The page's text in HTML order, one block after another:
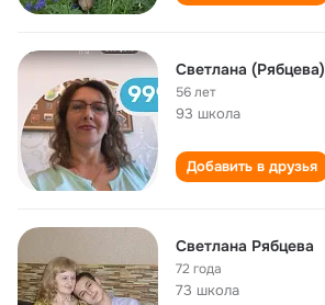
Светлана (Рябцева)
56 лет
93 школа
Добавить в друзья
Светлана Рябцева
72 года
73 школа